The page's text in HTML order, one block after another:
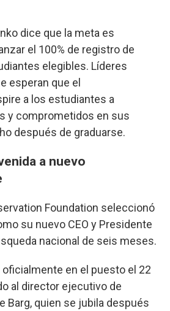
dice que la meta es
el 100% de registro de
elegibles. Líderes
esperan que el
a los estudiantes a
y comprometidos en sus
después de graduarse.
a nuevo
Foundation seleccionó
su nuevo CEO y Presidente
nacional de seis meses.
en el puesto el 22
al director ejecutivo de
Barg, quien se jubila después